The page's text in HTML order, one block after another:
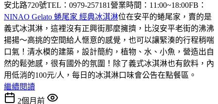
安北路720號TEL：0979-257181營業時間：11:00~18:00FB：
NINAO Gelato 蜷尾家 經典冰淇淋位在安平的蜷尾家，賣的是
義式冰淇淋，這裡沒有正興街那麼擁擠，比沒安平老街的沸沸
揚揚～高挑的空間給人愜意的感覺，也可以讓緊湊的行程稍喘
口氣！清水模的建築，設計簡約，植物、水、小魚，營造出自
然的鬆弛感，很有國外的氛圍！除了義式冰淇淋也有飲料，內
用低消的100元/人，每日的冰淇淋口味會公告在點餐區。
繼續閱讀
2個月前